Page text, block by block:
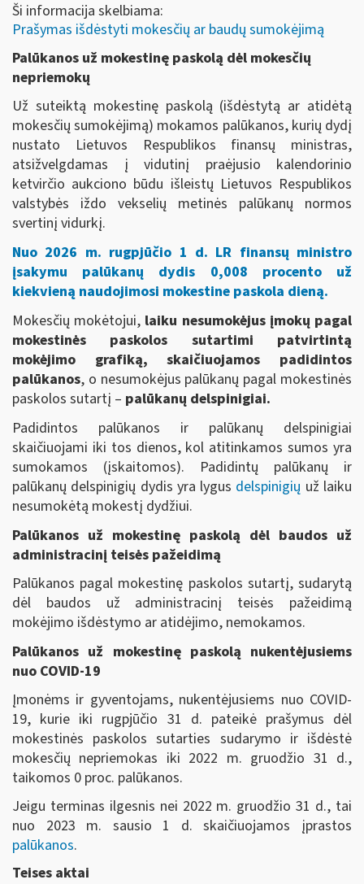
Ši informacija skelbiama:
Prašymas išdėstyti mokesčių ar baudų sumokėjimą
Palūkanos už mokestinę paskolą dėl mokesčių
nepriemokų
Už suteiktą mokestinę paskolą (išdėstytą ar atidėtą
mokesčių sumokėjimą) mokamos palūkanos, kurių dydį
nustato Lietuvos Respublikos finansų ministras,
atsižvelgdamas į vidutinį praėjusio kalendorinio
ketvirčio aukciono būdu išleistų Lietuvos Respublikos
valstybės iždo vekselių metinės palūkanų normos
svertinį vidurkį.
Nuo 2026 m. rugpjūčio 1 d. LR finansų ministro
įsakymu palūkanų dydis 0,008 procento už
kiekvieną naudojimosi mokestine paskola dieną.
Mokesčių mokėtojui, laiku nesumokėjus įmokų pagal
mokestinės paskolos sutartimi patvirtintą
mokėjimo grafiką, skaičiuojamos padidintos
palūkanos, o nesumokėjus palūkanų pagal mokestinės
paskolos sutartį – palūkanų delspinigiai.
Padidintos palūkanos ir palūkanų delspinigiai
skaičiuojami iki tos dienos, kol atitinkamos sumos yra
sumokamos (įskaitomos). Padidintų palūkanų ir
palūkanų delspinigių dydis yra lygus delspinigių už laiku
nesumokėtą mokestį dydžiui.
Palūkanos už mokestinę paskolą dėl baudos už
administracinį teisės pažeidimą
Palūkanos pagal mokestinę paskolos sutartį, sudarytą
dėl baudos už administracinį teisės pažeidimą
mokėjimo išdėstymo ar atidėjimo, nemokamos.
Palūkanos už mokestinę paskolą nukentėjusiems
nuo COVID-19
Įmonėms ir gyventojams, nukentėjusiems nuo COVID-
19, kurie iki rugpjūčio 31 d. pateikė prašymus dėl
mokestinės paskolos sutarties sudarymo ir išdėstė
mokesčių nepriemokas iki 2022 m. gruodžio 31 d.,
taikomos 0 proc. palūkanos.
Jeigu terminas ilgesnis nei 2022 m. gruodžio 31 d., tai
nuo 2023 m. sausio 1 d. skaičiuojamos įprastos
palūkanos.
Teises aktai